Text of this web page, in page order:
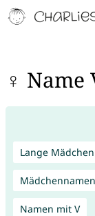
♀ Name
Lange
Mädchennamen
Namen mit V